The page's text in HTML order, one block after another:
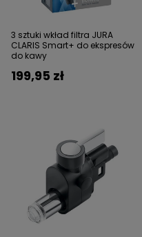
3 sztuki wkład filtra JURA
CLARIS Smart+ do ekspresów
do kawy
199,95 zł